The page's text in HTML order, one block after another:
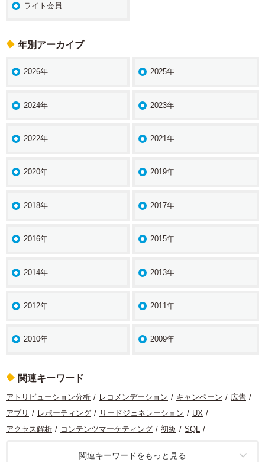
ライト会員
年別アーカイブ
2026年 2025年
2024年 2023年
2022年 2021年
2020年 2019年
2018年 2017年
2016年 2015年
2014年 2013年
2012年 2011年
2010年 2009年
関連キーワード
アトリビューション分析 レコメンデーション キャンペーン
広告
アプリ
レポーティング リードジェネレーション
UX
アクセス解析
コンテンツマーケティング 初級
SQL
関連キーワードをもっと見る